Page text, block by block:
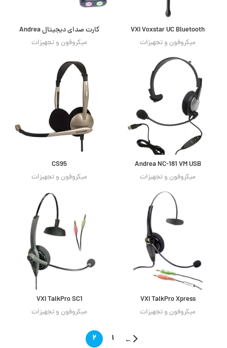
VXI Voxstar UC Bluetooth
میکروفون و تجهیزات
کارت صدای دیجیتال Andrea
میکروفون و تجهیزات
Andrea NC-181 VM USB
میکروفون و تجهیزات
CS95
میکروفون و تجهیزات
VXI TalkPro Xpress
میکروفون و تجهیزات
VXI TalkPro SC1
میکروفون و تجهیزات
← ۱ ۲